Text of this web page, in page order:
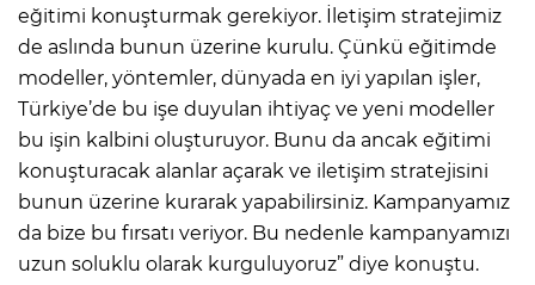
eğitimi konuşturmak gerekiyor. İletişim stratejimiz
de aslında bunun üzerine kurulu. Çünkü eğitimde
modeller, yöntemler, dünyada en iyi yapılan işler,
Türkiye’de bu işe duyulan ihtiyaç ve yeni modeller
bu işin kalbini oluşturuyor. Bunu da ancak eğitimi
konuşturacak alanlar açarak ve iletişim stratejisini
bunun üzerine kurarak yapabilirsiniz. Kampanyamız
da bize bu fırsatı veriyor. Bu nedenle kampanyamızı
uzun soluklu olarak kurguluyoruz” diye konuştu.